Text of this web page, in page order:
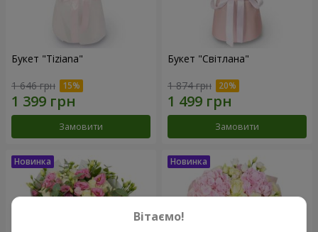
Букет "Tiziana"
1 646 грн
Замовити
Букет "Світлана"
1 874 грн
Замовити
Вітаємо!